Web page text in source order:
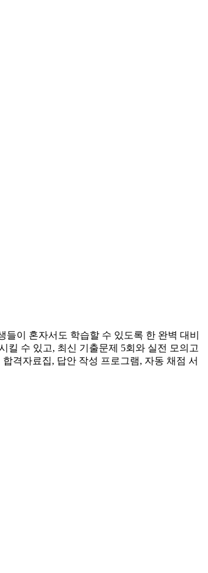
들이 혼자서도 학습할 수 있도록 한 완벽 대비
킬 수 있고, 최신 기출문제 5회와 실전 모의고
격자료집, 답안 작성 프로그램, 자동 채점 서